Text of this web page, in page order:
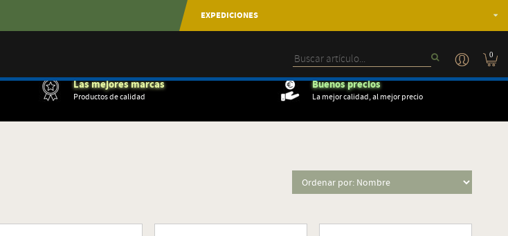
EXPEDICIONES
0
Las mejores marcas
Productos de calidad
Buenos precios
La mejor calidad, al mejor precio